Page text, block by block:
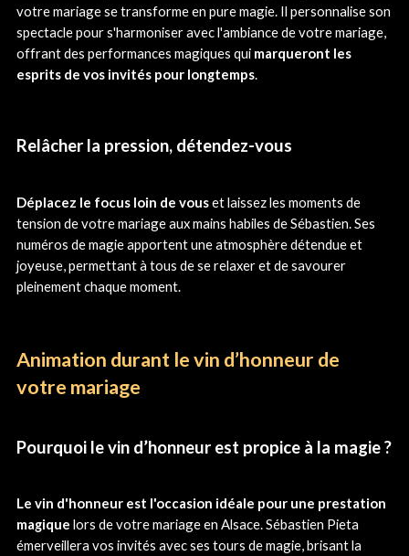
votre mariage se transforme en pure magie. Il personnalise son
spectacle pour s'harmoniser avec l'ambiance de votre mariage,
offrant des performances magiques qui marqueront les
esprits de vos invités pour longtemps.
Relâcher la pression, détendez-vous
Déplacez le focus loin de vouset laissez les moments de
tension de votre mariage aux mains habiles de Sébastien. Ses
numéros de magie apportent une atmosphère détendue et
joyeuse, permettant à tous de se relaxer et de savourer
pleinement chaque moment.
Animation durant le vin d’honneur de
votre mariage
Pourquoi le vin d’honneur est propice à la magie ?
Le vin d'honneur est l'occasion idéale pour une prestation
magique lors de votre mariage en Alsace. Sébastien Pieta
émerveillera vos invités avec ses tours de magie, brisant la